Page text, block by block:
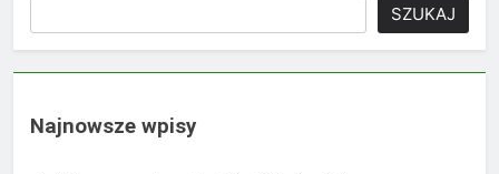
SZUKAJ
Najnowsze wpisy